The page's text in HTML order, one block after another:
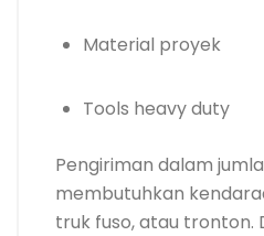
Material proyek
Tools heavy duty
Pengiriman dalam
membutuhkan
truk fuso, atau tronton.